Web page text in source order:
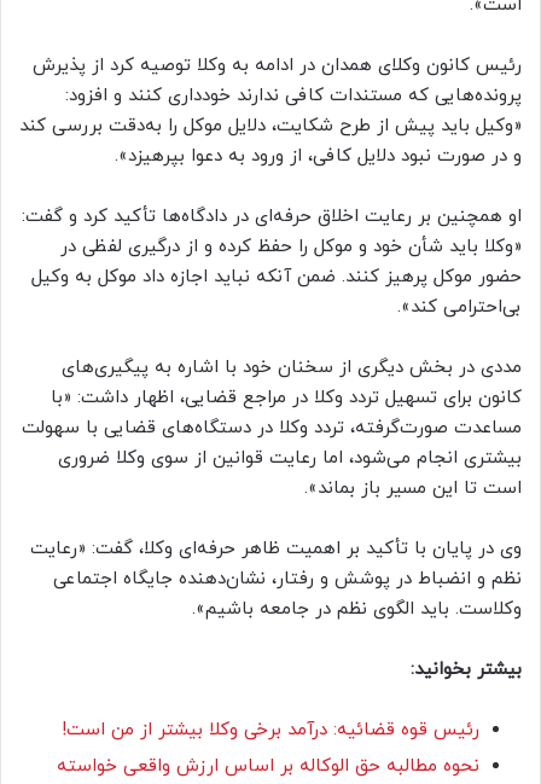
است».
رئیس کانون وکلای همدان در ادامه به وکلا توصیه کرد از پذیرش
پرونده‌هایی که مستندات کافی ندارند خودداری کنند و افزود:
«وکیل باید پیش از طرح شکایت، دلایل موکل را به‌دقت بررسی کند
و در صورت نبود دلایل کافی، از ورود به دعوا بپرهیزد».
او همچنین بر رعایت اخلاق حرفه‌ای در دادگاه‌ها تأکید کرد و گفت:
«وکلا باید شأن خود و موکل را حفظ کرده و از درگیری لفظی در
حضور موکل پرهیز کنند. ضمن آنکه نباید اجازه داد موکل به وکیل
بی‌احترامی کند».
مددی در بخش دیگری از سخنان خود با اشاره به پیگیری‌های
کانون برای تسهیل تردد وکلا در مراجع قضایی، اظهار داشت: «با
مساعدت صورت‌گرفته، تردد وکلا در دستگاه‌های قضایی با سهولت
بیشتری انجام می‌شود، اما رعایت قوانین از سوی وکلا ضروری
است تا این مسیر باز بماند».
وی در پایان با تأکید بر اهمیت ظاهر حرفه‌ای وکلا، گفت: «رعایت
نظم و انضباط در پوشش و رفتار، نشان‌دهنده جایگاه اجتماعی
وکلاست. باید الگوی نظم در جامعه باشیم».
بیشتر بخوانید:
رئیس قوه قضائیه: درآمد برخی وکلا بیشتر از من است!
نحوه مطالبه حق الوکاله بر اساس ارزش واقعی خواسته